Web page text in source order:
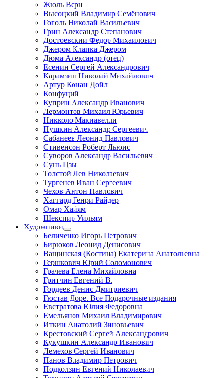
Жюль Верн
Высоцкий Владимир Семёнович
Гоголь Николай Васильевич
Грин Александр Степанович
Достоевский Федор Михайлович
Джером Клапка Джером
Дюма Александр (отец)
Есенин Сергей Александрович
Карамзин Николай Михайлович
Артур Конан Дойл
Конфуций
Куприн Александр Иванович
Лермонтов Михаил Юрьевич
Никколо Макиавелли
Пушкин Александр Сергеевич
Сабанеев Леонид Павлович
Стивенсон Роберт Льюис
Суворов Александр Васильевич
Сунь Цзы
Толстой Лев Николаевич
Тургенев Иван Сергеевич
Чехов Антон Павлович
Хаггард Генри Райдер
Омар Хайям
Шекспир Уильям
Художники
Беличенко Игорь Петрович
Бирюков Леонид Денисович
Ващинская (Костина) Екатерина Анатольевна
Гершкович Юрий Соломонович
Грачева Елена Михайловна
Гритчин Евгений В.
Гордеев Денис Дмитриевич
Гюстав Доре. Все Подарочные издания
Евстратова Юлия Федоровна
Емельянов Михаил Владимирович
Иткин Анатолий Зиновьевич
Крестовский Сергей Александрович
Кукушкин Александр Иванович
Лемехов Сергей Иванович
Панов Владимир Петрович
Подколзин Евгений Николаевич